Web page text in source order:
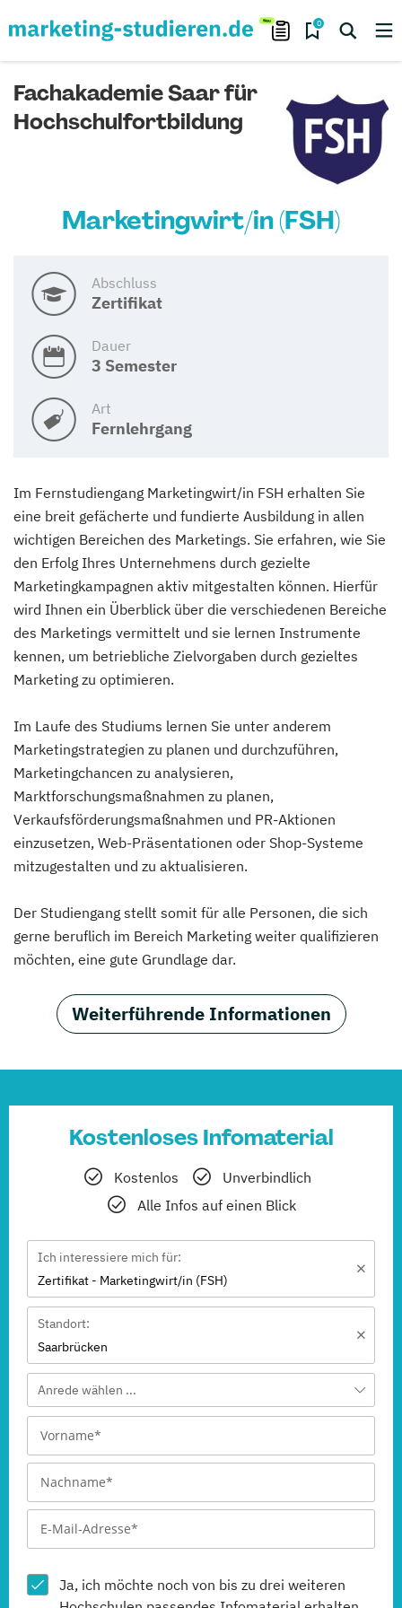
0
Fachakademie Saar für
Hochschulfortbildung
Marketingwirt/in (FSH)
Abschluss
Zertifikat
Dauer
3 Semester
Art
Fernlehrgang
Im Fernstudiengang Marketingwirt/in FSH erhalten Sie
eine breit gefächerte und fundierte Ausbildung in allen
wichtigen Bereichen des Marketings. Sie erfahren, wie Sie
den Erfolg Ihres Unternehmens durch gezielte
Marketingkampagnen aktiv mitgestalten können. Hierfür
wird Ihnen ein Überblick über die verschiedenen Bereiche
des Marketings vermittelt und sie lernen Instrumente
kennen, um betriebliche Zielvorgaben durch gezieltes
Marketing zu optimieren.
Im Laufe des Studiums lernen Sie unter anderem
Marketingstrategien zu planen und durchzuführen,
Marketingchancen zu analysieren,
Marktforschungsmaßnahmen zu planen,
Verkaufsförderungsmaßnahmen und PR-Aktionen
einzusetzen, Web-Präsentationen oder Shop-Systeme
mitzugestalten und zu aktualisieren.
Der Studiengang stellt somit für alle Personen, die sich
gerne beruflich im Bereich Marketing weiter qualifizieren
möchten, eine gute Grundlage dar.
Weiterführende Informationen
Kostenloses Infomaterial
Kostenlos
Unverbindlich
Alle Infos auf einen Blick
Ich interessiere mich für:
Zertifikat - Marketingwirt/in (FSH)
Standort:
Saarbrücken
Anrede wählen ...
Ja, ich möchte noch von bis zu drei weiteren